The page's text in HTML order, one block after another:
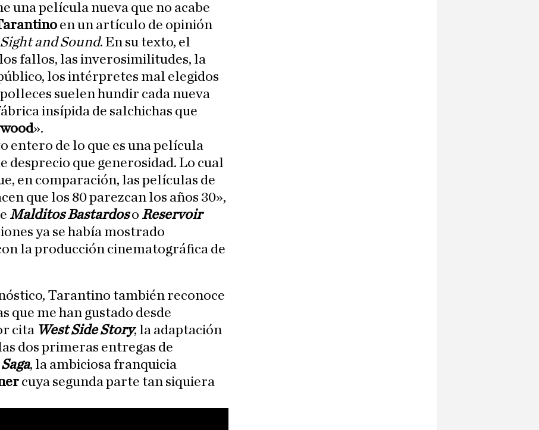
una película nueva que no acabe
en un artículo de opinión
Sight and Sound. En su texto, el
fallos, las inverosimilitudes, la
los intérpretes mal elegidos
suelen hundir cada nueva
insípida de salchichas que
».
entero de lo que es una película
desprecio que generosidad. Lo cual
en comparación, las películas de
que los 80 parezcan los años 30»,
Malditos Bastardoso Reservoir
ya se había mostrado
la producción cinematográfica de
Tarantino también reconoce
que me han gustado desde
cita West Side Story, la adaptación
dos primeras entregas de
, la ambiciosa franquicia
cuya segunda parte tan siquiera